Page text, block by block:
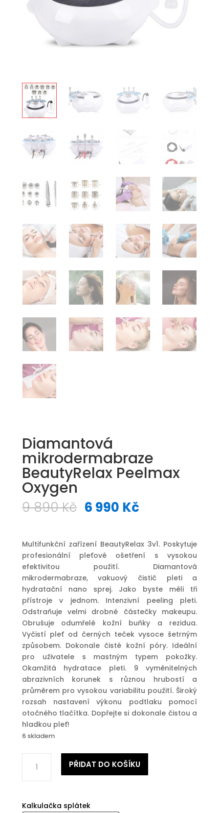
Diamantová
mikrodermabraze
BeautyRelax Peelmax
Oxygen
9 890Kč Původní
9
890 Kč.
6 990 KčAktuální
6
990 Kč.
Multifunkční zařízení BeautyRelax 3v1. Poskytuje
profesionální pleťové ošetření s vysokou
efektivitou použití. Diamantová
mikrodermabraze, vakuový čistič pleti a
hydratační nano sprej. Jako byste měli tři
přístroje v jednom. Intenzivní peeling pleti.
Odstraňuje velmi drobné částečky makeupu.
Obrušuje odumřelé kožní buňky a rezidua.
Vyčistí pleť od černých teček vysoce šetrným
způsobem. Dokonale čisté kožní póry. Ideální
pro uživatele s mastným typem pokožky.
Okamžitá hydratace pleti. 9 vyměnitelných
abrazivních korunek s různou hrubostí a
průměrem pro vysokou variabilitu použití. Široký
rozsah nastavení výkonu podtlaku pomocí
otočného tlačítka. Dopřejte si dokonale čistou a
hladkou pleť!
6 skladem
mikrodermabraze
BeautyRelax
Oxygen
PŘIDAT DO KOŠÍKU
Kalkulačka splátek